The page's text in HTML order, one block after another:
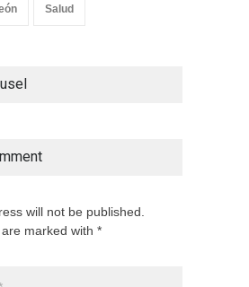
Salud
will not be published.
marked with *